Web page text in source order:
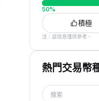
50%
積極
注：該信息僅供參考。
熱門交易幣
搜索